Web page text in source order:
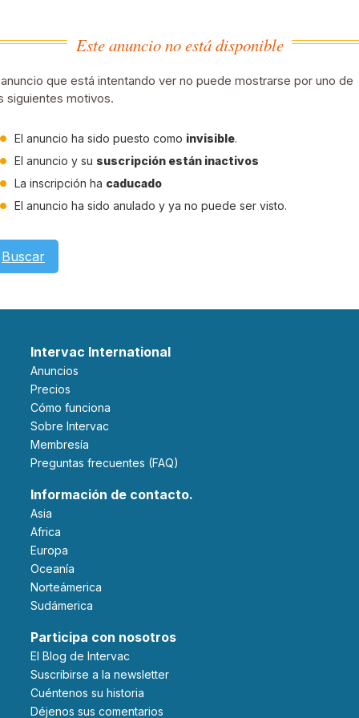
Este anuncio no está disponible
que está intentando ver no puede mostrarse por uno de
siguientes motivos.
El anuncio ha sido puesto como invisible.
El anuncio y su suscripción están inactivos
La inscripción ha caducado
El anuncio ha sido anulado y ya no puede ser visto.
Buscar
Intervac International
Anuncios
Precios
Cómo funciona
Sobre Intervac
Membresía
Preguntas frecuentes (FAQ)
Información de contacto.
Asia
Africa
Europa
Oceanía
Norteámerica
Sudámerica
Participa con nosotros
El Blog de Intervac
Suscribirse a la newsletter
Cuéntenos su historia
Déjenos sus comentarios